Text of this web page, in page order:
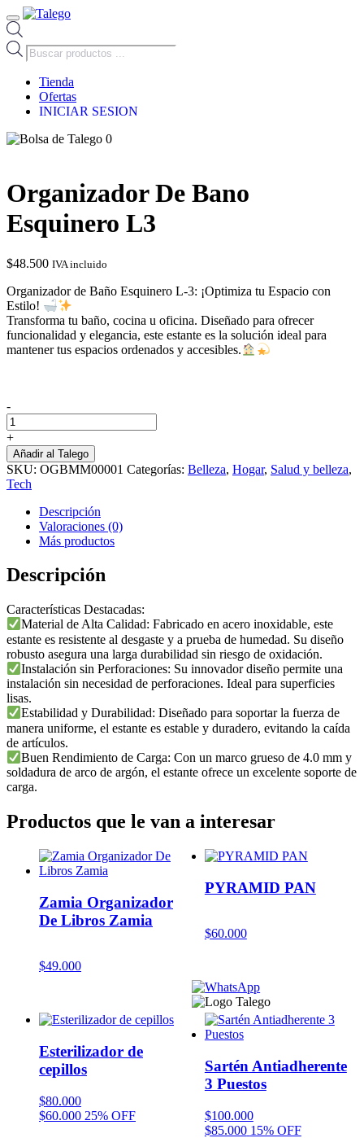
Búsqueda
de
productos
Tienda
Ofertas
INICIAR SESION
0
Organizador De Bano
Esquinero L3
$48.500 IVA incluido
Organizador de Baño Esquinero L-3: ¡Optimiza tu Espacio con
Estilo!
Transforma tu baño, cocina u oficina. Diseñado para ofrecer
funcionalidad y elegancia, este estante es la solución ideal para
mantener tus espacios ordenados y accesibles.
-
Organizador
De
Bano
Esquinero
L3
cantidad
+
Añadir al Talego
SKU: OGBMM00001 Categorías: Belleza, Hogar, Salud y belleza,
Tech
Descripción
Valoraciones (0)
Más productos
Descripción
Características Destacadas:
Material de Alta Calidad: Fabricado en acero inoxidable, este
estante es resistente al desgaste y a prueba de humedad. Su diseño
robusto asegura una larga durabilidad sin riesgo de oxidación.
Instalación sin Perforaciones: Su innovador diseño permite una
instalación sin necesidad de perforaciones. Ideal para superficies
lisas.
Estabilidad y Durabilidad: Diseñado para soportar la fuerza de
manera uniforme, el estante es estable y duradero, evitando la caída
de artículos.
Buen Rendimiento de Carga: Con un marco grueso de 4.0 mm y
soldadura de arco de argón, el estante ofrece un excelente soporte de
carga.
Productos que le van a interesar
Zamia Organizador
De Libros Zamia
$49.000
PYRAMID PAN
$60.000
Esterilizador de
cepillos
$80.000
$60.000 25% OFF
Sartén Antiadherente
3 Puestos
$100.000
$85.000 15% OFF